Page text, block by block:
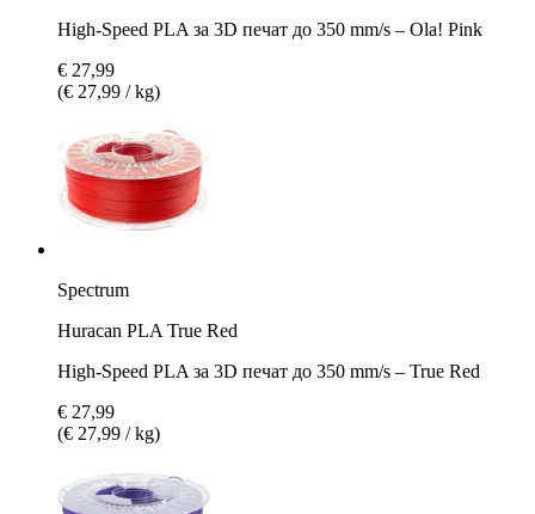
High-Speed PLA за 3D печат до 350 mm/s – Ola! Pink
€ 27,99
(€ 27,99 / kg)
Spectrum
Huracan PLA True Red
High-Speed PLA за 3D печат до 350 mm/s – True Red
€ 27,99
(€ 27,99 / kg)